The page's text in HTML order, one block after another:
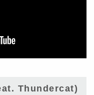
Thundercat)